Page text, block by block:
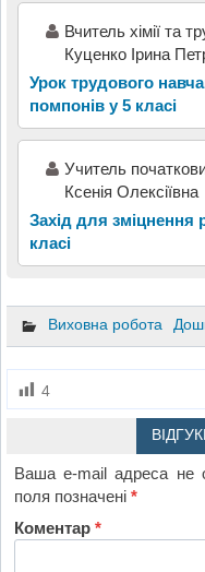
Вчитель хімії та
Куценко Ірина
Урок трудового
помпонів у 5 класі
Учитель
Ксенія Олексіївна
Захід для зміцнення
класі
Виховна робота
4
Ваша e-mail адреса не
поля позначені*
Коментар*